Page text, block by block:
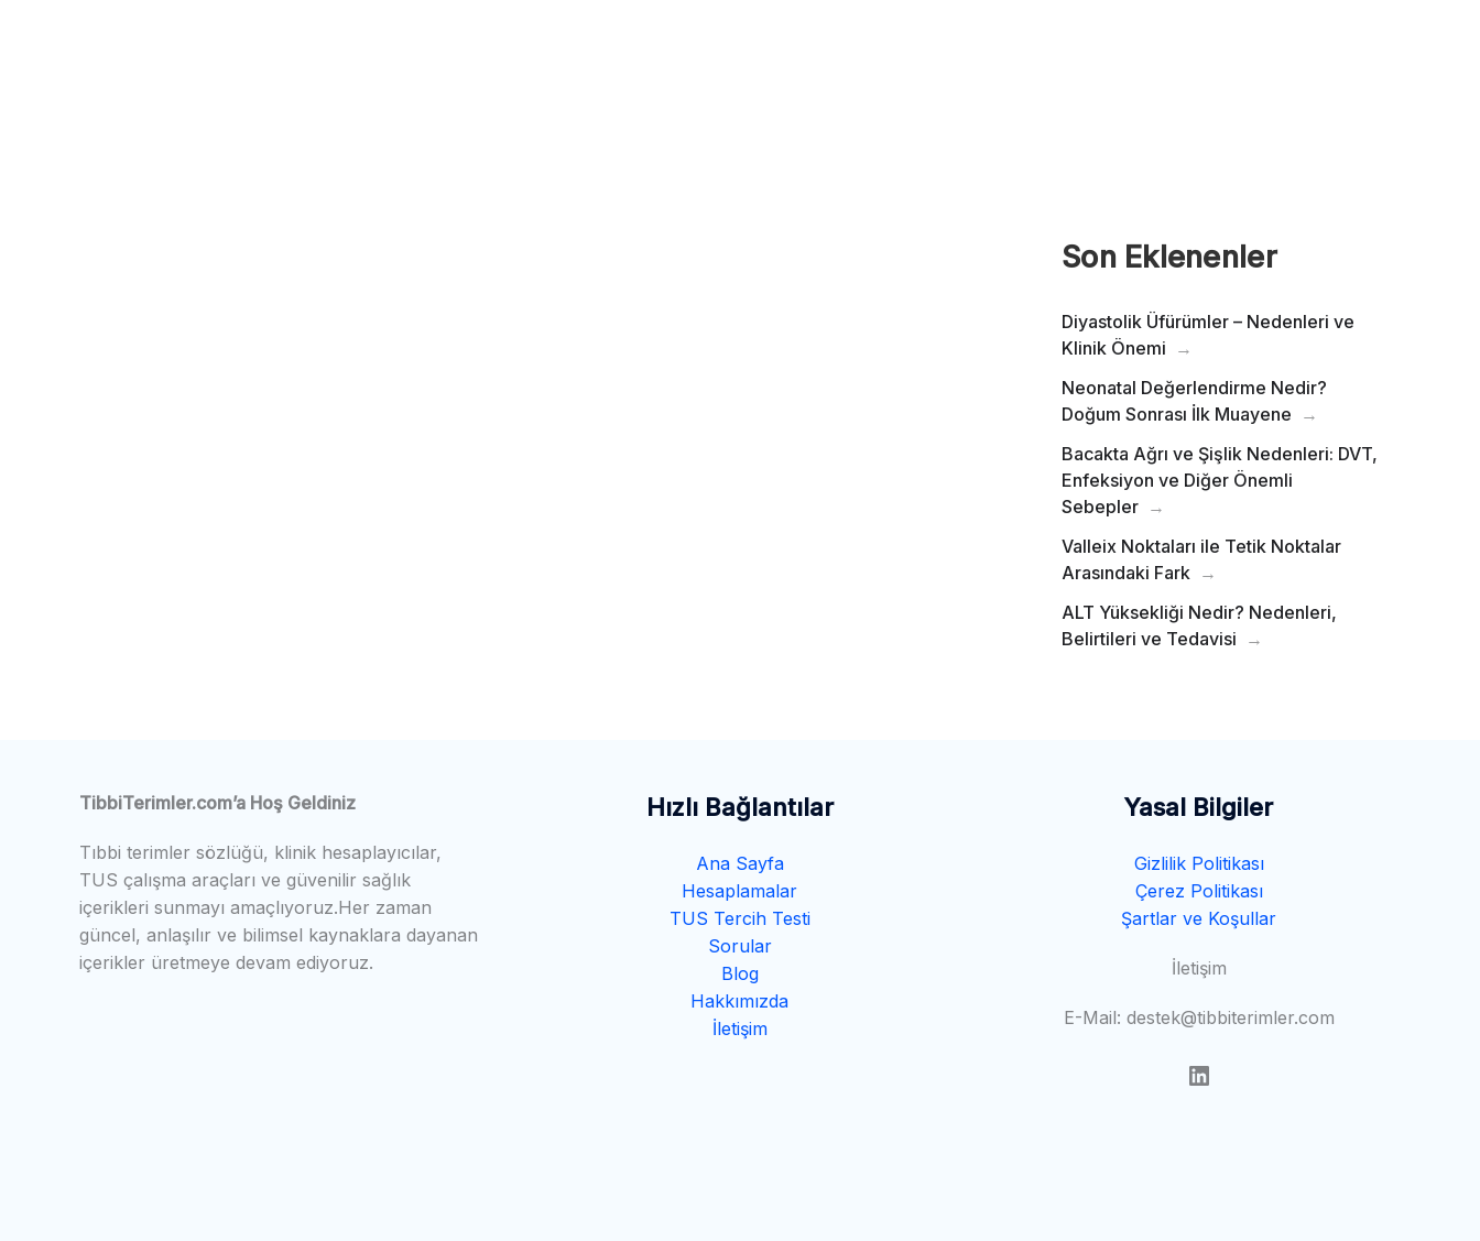
Son Eklenenler
Diyastolik Üfürümler – Nedenleri ve
Klinik Önemi
Neonatal Değerlendirme Nedir?
Doğum Sonrası İlk Muayene
Bacakta Ağrı ve Şişlik Nedenleri: DVT,
Enfeksiyon ve Diğer Önemli
Sebepler
Valleix Noktaları ile Tetik Noktalar
Arasındaki Fark
ALT Yüksekliği Nedir? Nedenleri,
Belirtileri ve Tedavisi
TibbiTerimler.com’a Hoş Geldiniz
Tıbbi terimler sözlüğü, klinik hesaplayıcılar,
TUS çalışma araçları ve güvenilir sağlık
içerikleri sunmayı amaçlıyoruz.Her zaman
güncel, anlaşılır ve bilimsel kaynaklara dayanan
içerikler üretmeye devam ediyoruz.
Hızlı Bağlantılar
Ana Sayfa
Hesaplamalar
TUS Tercih Testi
Sorular
Blog
Hakkımızda
İletişim
Yasal Bilgiler
Gizlilik Politikası
Çerez Politikası
Şartlar ve Koşullar
İletişim
E-Mail: destek@tibbiterimler.com
LinkedIn